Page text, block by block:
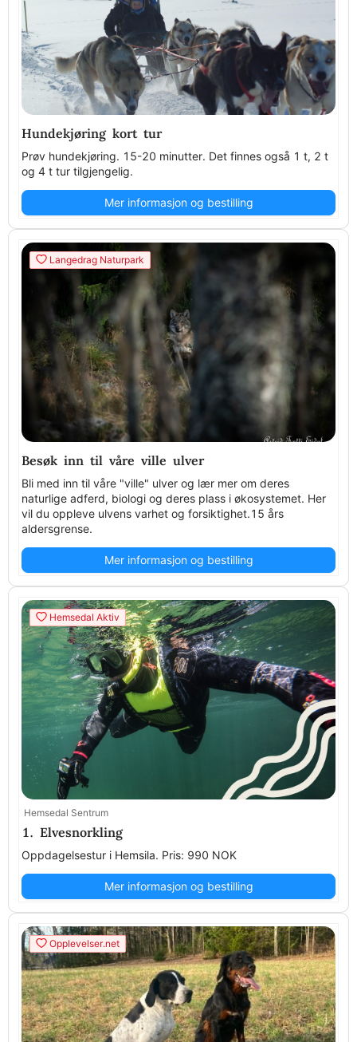
Hundekjøring kort tur
Prøv hundekjøring. 15-20 minutter. Det finnes også 1 t, 2 t
og 4 t tur tilgjengelig.
Mer informasjon og bestilling
Langedrag Naturpark
Besøk inn til våre ville ulver
Bli med inn til våre "ville" ulver og lær mer om deres
naturlige adferd, biologi og deres plass i økosystemet. Her
vil du oppleve ulvens varhet og forsiktighet.15 års
aldersgrense.
Mer informasjon og bestilling
Hemsedal Aktiv
Hemsedal Sentrum
1. Elvesnorkling
Oppdagelsestur i Hemsila. Pris: 990 NOK
Mer informasjon og bestilling
Opplevelser.net